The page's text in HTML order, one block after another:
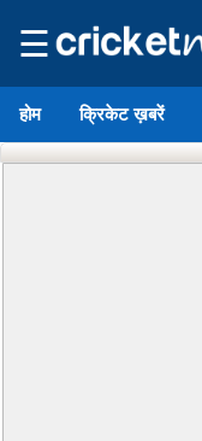
☰
होम क्रिकेट ख़बरें